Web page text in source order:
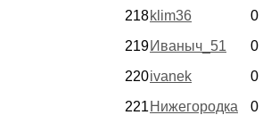
218klim36
0
219Иваныч_51
0
220ivanek
0
221 Нижегородка
0